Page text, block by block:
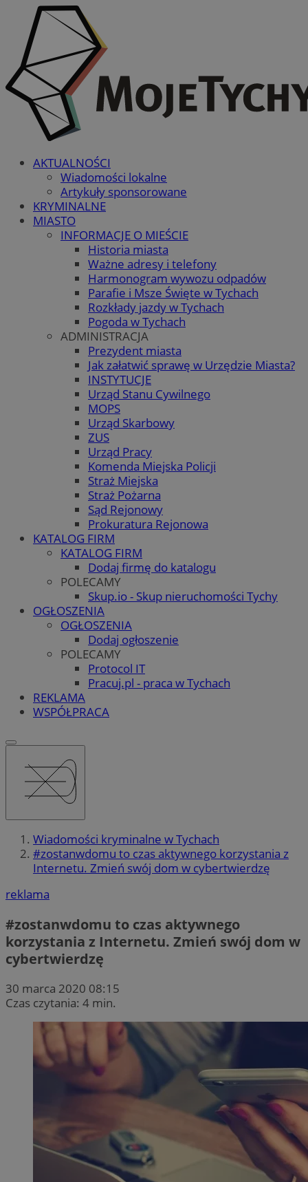
AKTUALNOŚCI
Wiadomości lokalne
Artykuły sponsorowane
KRYMINALNE
MIASTO
INFORMACJE O MIEŚCIE
Historia miasta
Ważne adresy i telefony
Harmonogram wywozu odpadów
Parafie i Msze Święte w Tychach
Rozkłady jazdy w Tychach
Pogoda w Tychach
ADMINISTRACJA
Prezydent miasta
Jak załatwić sprawę w Urzędzie Miasta?
INSTYTUCJE
Urząd Stanu Cywilnego
MOPS
Urząd Skarbowy
ZUS
Urząd Pracy
Komenda Miejska Policji
Straż Miejska
Straż Pożarna
Sąd Rejonowy
Prokuratura Rejonowa
KATALOG FIRM
KATALOG FIRM
Dodaj firmę do katalogu
POLECAMY
Skup.io - Skup nieruchomości Tychy
OGŁOSZENIA
OGŁOSZENIA
Dodaj ogłoszenie
POLECAMY
Protocol IT
Pracuj.pl - praca w Tychach
REKLAMA
WSPÓŁPRACA
Wiadomości kryminalne w Tychach
#zostanwdomu to czas aktywnego korzystania z
Internetu. Zmień swój dom w cybertwierdzę
reklama
#zostanwdomu to czas aktywnego
korzystania z Internetu. Zmień swój dom w
cybertwierdzę
30 marca 2020 08:15
Czas czytania: 4 min.